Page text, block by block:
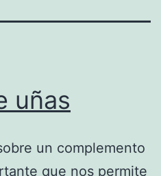
uñas
un complemento
que nos permite